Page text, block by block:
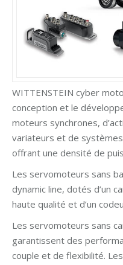
WITTENSTEIN cyber
conception et le
moteurs synchrones,
variateurs et de
offrant une densité de
Les servomoteurs sans
dynamic line, dotés d’un
haute qualité et d’un
Les servomoteurs sans
garantissent des
couple et de flexibilité.